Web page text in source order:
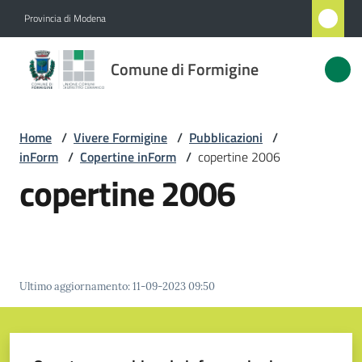
Provincia di Modena
Comune di Formigine
Comune
di
Novità
Vivere
Home / Vivere Formigine / Pubblicazioni /
inForm / Copertine inForm / copertine 2006
copertine 2006
Ultimo aggiornamento:11-09-2023 09:50